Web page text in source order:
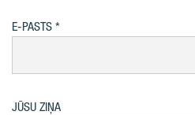
E-PASTS
JŪSU ZIŅA